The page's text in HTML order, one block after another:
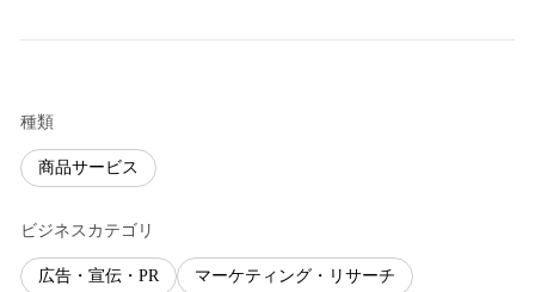
種類
商品サービス
ビジネスカテゴリ
広告・宣伝・PR マーケティング・リサーチ